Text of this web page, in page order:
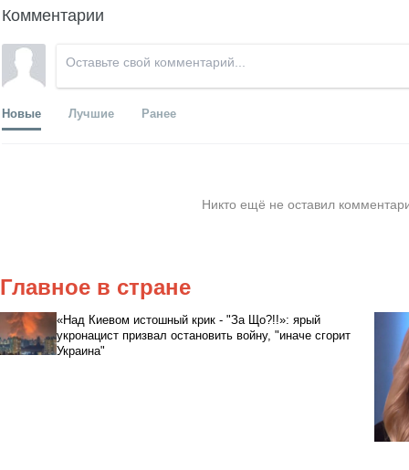
Комментарии
Новые Лучшие Ранее
Никто ещё не оставил
Главное в стране
«Над Киевом истошный крик - "За Що?!!»: ярый
укронацист призвал остановить войну, "иначе сгорит
Украина"